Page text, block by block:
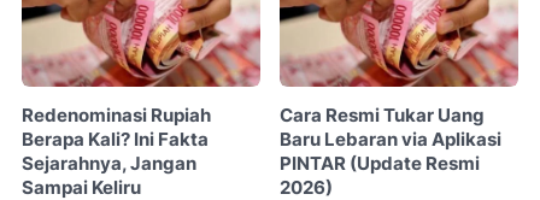
Redenominasi Rupiah
Berapa Kali? Ini Fakta
Sejarahnya, Jangan
Sampai Keliru
Cara Resmi Tukar Uang
Baru Lebaran via Aplikasi
PINTAR (Update Resmi
2026)